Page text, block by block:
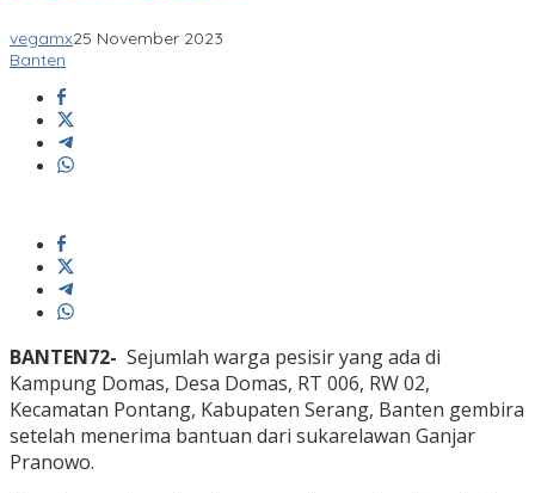
vegamx25 November 2023
Banten
BANTEN72- Sejumlah warga pesisir yang ada di
Kampung Domas, Desa Domas, RT 006, RW 02,
Kecamatan Pontang, Kabupaten Serang, Banten gembira
setelah menerima bantuan dari sukarelawan Ganjar
Pranowo.